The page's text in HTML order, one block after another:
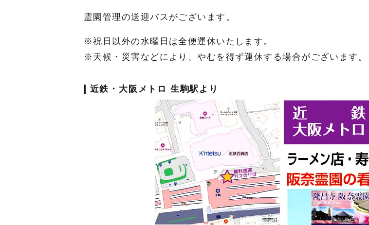
霊園管理の送迎バスがございます。
※祝日以外の水曜日は全便運休いたします。
※天候・災害などにより、やむを得ず運休する場合がございます。
近鉄・大阪メトロ 生駒駅より